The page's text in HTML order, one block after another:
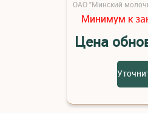
ОАО "Минский
Минимум к
Цена